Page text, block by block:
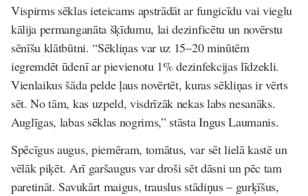
Vispirms sēklas ieteicams apstrādāt ar fungicīdu vai vieglu
kālija permanganāta šķīdumu, lai dezinficētu un novērstu
sēnīšu klātbūtni. “Sēkliņas var uz 15–20 minūtēm
iegremdēt ūdenī ar pievienotu 1% dezinfekcijas līdzekli.
Vienlaikus šāda pelde ļaus novērtēt, kuras sēkliņas ir vērts
sēt. No tām, kas uzpeld, visdrīzāk nekas labs nesanāks.
Auglīgas, labas sēklas nogrims,” stāsta Ingus Laumanis.
Spēcīgus augus, piemēram, tomātus, var sēt lielā kastē un
vēlāk piķēt. Arī garšaugus var droši sēt dāsni un pēc tam
paretināt. Savukārt maigus, trauslus stādiņus – gurķīšus,